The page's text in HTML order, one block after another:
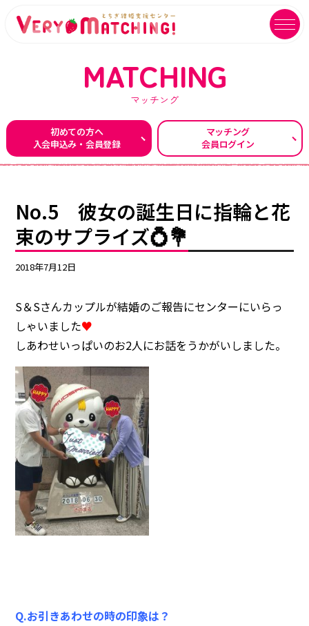
マッチング会員ログイン イベントユーザーログイン
MATCHING
マッチング
ご成婚カップルメッセージ
注意事項
EVENT
イベント
自治体等イベント一覧
ARCHIVE
アーカイブ
MATCHING
マッチング
初めての方へ
入会申込み・会員登録
マッチング
会員ログイン
No.5 彼女の誕生日に指輪と花
束のサプライズ💍💐
2018年7月12日
S＆Sさんカップルが結婚のご報告にセンターにいらっ
しゃいました♥
しあわせいっぱいのお2人にお話をうかがいしました。
Q.お引きあわせの時の印象は？